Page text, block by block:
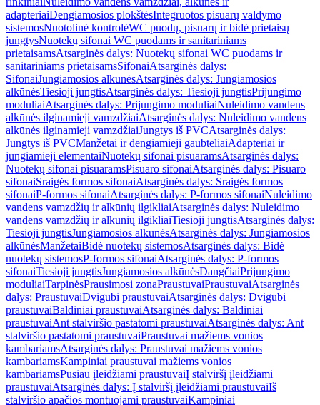
adapteriaiDengiamosios plokštėsIntegruotos pisuarų valdymo
sistemosNuotolinė kontrolėWC puodų, pisuarų ir bidė prietaisų
jungtysNuotekų sifonai WC puodams ir sanitariniams
prietaisamsAtsarginės dalys: Nuotekų sifonai WC puodams ir
sanitariniams prietaisamsSifonaiAtsarginės dalys:
SifonaiJungiamosios alkūnėsAtsarginės dalys: Jungiamosios
alkūnėsTiesioji jungtisAtsarginės dalys: Tiesioji jungtisPrijungimo
moduliaiAtsarginės dalys: Prijungimo moduliaiNuleidimo vandens
alkūnės ilginamieji vamzdžiaiAtsarginės dalys: Nuleidimo vandens
alkūnės ilginamieji vamzdžiaiJungtys iš PVCAtsarginės dalys:
Jungtys iš PVCManžetai ir dengiamieji gaubteliaiAdapteriai ir
jungiamieji elementaiNuotekų sifonai pisuaramsAtsarginės dalys:
Nuotekų sifonai pisuaramsPisuaro sifonaiAtsarginės dalys: Pisuaro
sifonaiSraigės formos sifonaiAtsarginės dalys: Sraigės formos
sifonaiP-formos sifonaiAtsarginės dalys: P-formos sifonaiNuleidimo
vandens vamzdžių ir alkūnių ilgikliaiAtsarginės dalys: Nuleidimo
vandens vamzdžių ir alkūnių ilgikliaiTiesioji jungtisAtsarginės dalys:
Tiesioji jungtisJungiamosios alkūnėsAtsarginės dalys: Jungiamosios
alkūnėsManžetaiBidė nuotekų sistemosAtsarginės dalys: Bidė
nuotekų sistemosP-formos sifonaiAtsarginės dalys: P-formos
sifonaiTiesioji jungtisJungiamosios alkūnėsDangčiaiPrijungimo
moduliaiTarpinėsPrausimosi zonaPraustuvaiPraustuvaiAtsarginės
dalys: PraustuvaiDvigubi praustuvaiAtsarginės dalys: Dvigubi
praustuvaiBaldiniai praustuvaiAtsarginės dalys: Baldiniai
praustuvaiAnt stalviršio pastatomi praustuvaiAtsarginės dalys: Ant
stalviršio pastatomi praustuvaiPraustuvai mažiems vonios
kambariamsAtsarginės dalys: Praustuvai mažiems vonios
kambariamsKampiniai praustuvai mažiems vonios
kambariamsPusiau įleidžiami praustuvaiĮ stalviršį įleidžiami
praustuvaiAtsarginės dalys: Į stalviršį įleidžiami praustuvaiIš
stalviršio apačios montuojami praustuvaiKampiniai